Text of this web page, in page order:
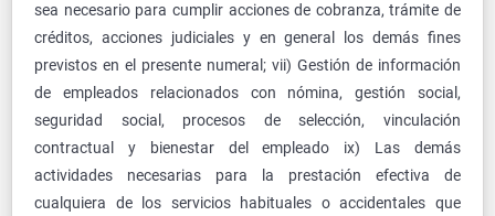
sea necesario para cumplir acciones de cobranza, trámite de
créditos, acciones judiciales y en general los demás fines
previstos en el presente numeral; vii) Gestión de información
de empleados relacionados con nómina, gestión social,
seguridad social, procesos de selección, vinculación
contractual y bienestar del empleado ix) Las demás
actividades necesarias para la prestación efectiva de
cualquiera de los servicios habituales o accidentales que